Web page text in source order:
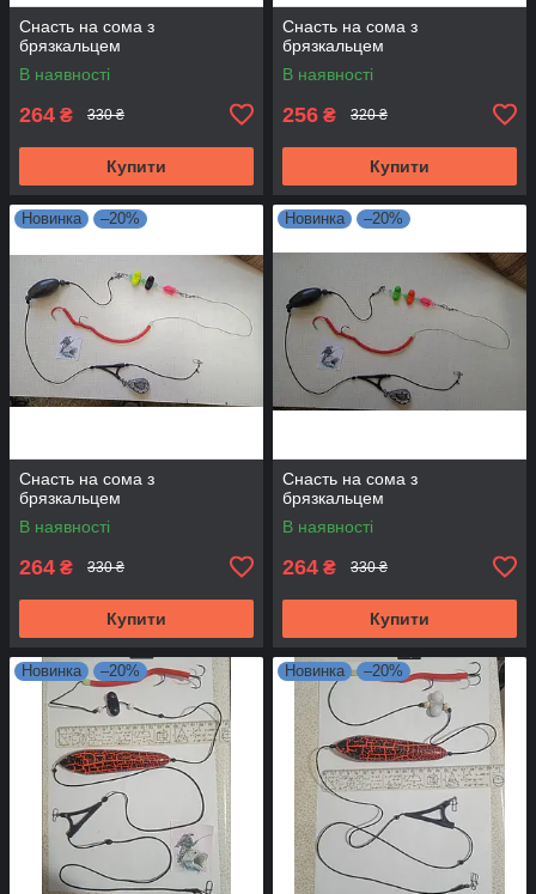
Снасть на сома з
брязкальцем
В наявності
264 ₴ 330 ₴
Купити
Снасть на сома з
брязкальцем
В наявності
256 ₴ 320 ₴
Купити
Новинка –20%
Снасть на сома з
брязкальцем
В наявності
264 ₴ 330 ₴
Купити
Новинка –20%
Снасть на сома з
брязкальцем
В наявності
264 ₴ 330 ₴
Купити
Новинка –20% Новинка –20%